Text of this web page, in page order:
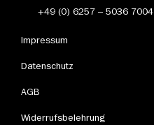
+49 (0) 6257 – 5036 7004
Impressum
Datenschutz
AGB
Widerrufsbelehrung